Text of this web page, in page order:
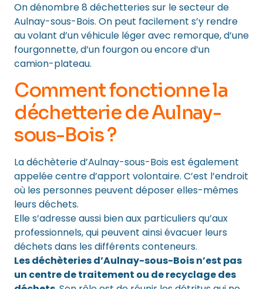
On dénombre 8 déchetteries sur le secteur de
Aulnay-sous-Bois. On peut facilement s’y rendre
au volant d’un véhicule léger avec remorque, d’une
fourgonnette, d’un fourgon ou encore d’un
camion-plateau.
Comment fonctionne la
déchetterie de Aulnay-
sous-Bois ?
La déchèterie d’Aulnay-sous-Bois est également
appelée centre d’apport volontaire. C’est l’endroit
où les personnes peuvent déposer elles-mêmes
leurs déchets.
Elle s’adresse aussi bien aux particuliers qu’aux
professionnels, qui peuvent ainsi évacuer leurs
déchets dans les différents conteneurs.
Les déchèteries d’Aulnay-sous-Bois n’est pas
un centre de traitement ou de recyclage des